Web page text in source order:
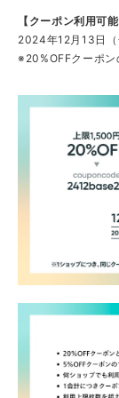
【クーポン利用可能
2024年12月13日
※20%OFFクーポ